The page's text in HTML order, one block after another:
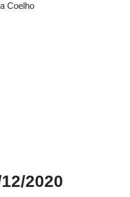
Coelho​
2020